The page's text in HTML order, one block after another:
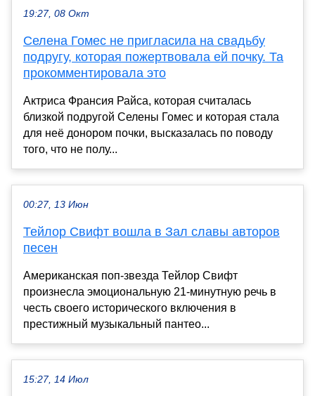
19:27, 08 Окт
Селена Гомес не пригласила на свадьбу
подругу, которая пожертвовала ей почку. Та
прокомментировала это
Актриса Франсия Райса, которая считалась
близкой подругой Селены Гомес и которая стала
для неё донором почки, высказалась по поводу
того, что не полу...
00:27, 13 Июн
Тейлор Свифт вошла в Зал славы авторов
песен
Американская поп-звезда Тейлор Свифт
произнесла эмоциональную 21-минутную речь в
честь своего исторического включения в
престижный музыкальный пантео...
15:27, 14 Июл